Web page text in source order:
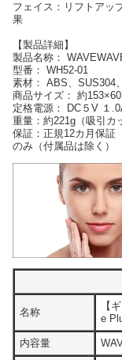
フェイス：リフトアッ
果
【製品詳細】
製品名称：
型番： WH52-01
素材： ABS、SUS304
商品サイズ： 約
定格電源： DC５V １
重量：約221g（吸引カ
保証：正規12カ月保
のみ（付属品は除く）
名称
【
e
内容量